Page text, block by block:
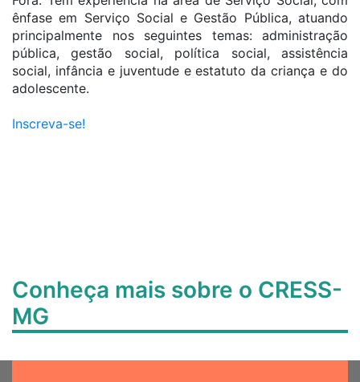
ênfase em Serviço Social e Gestão Pública, atuando
principalmente nos seguintes temas: administração
pública, gestão social, política social, assistência
social, infância e juventude e estatuto da criança e do
adolescente.
Inscreva-se!
Conheça mais sobre o CRESS-
MG